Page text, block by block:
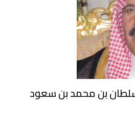
بن محمد بن سعود